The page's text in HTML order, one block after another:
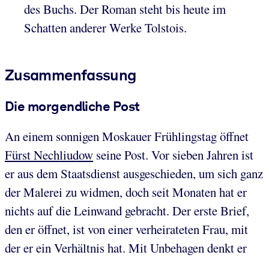
des Buchs. Der Roman steht bis heute im
Schatten anderer Werke Tolstois.
Zusammenfassung
Die morgendliche Post
An einem sonnigen Moskauer Frühlingstag öffnet
Fürst Nechliudow seine Post. Vor sieben Jahren ist
er aus dem Staatsdienst ausgeschieden, um sich ganz
der Malerei zu widmen, doch seit Monaten hat er
nichts auf die Leinwand gebracht. Der erste Brief,
den er öffnet, ist von einer verheirateten Frau, mit
der er ein Verhältnis hat. Mit Unbehagen denkt er